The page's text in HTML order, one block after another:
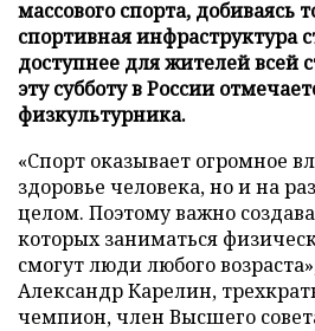
массового спорта, добиваясь
спортивная инфраструктура
доступнее для жителей всей
эту субботу в России
физкультурника.
«Спорт оказывает огромное
здоровье человека, но и на
целом. Поэтому важно
которых заниматься
смогут люди любого
Александр Карелин,
чемпион, член Высшего